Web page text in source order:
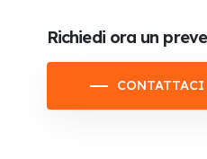
Richiedi ora un
CONTATTACI